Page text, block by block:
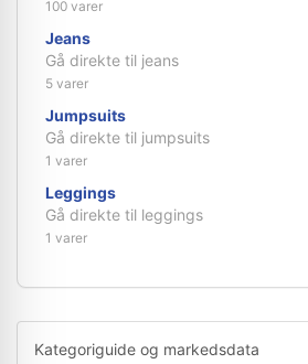
100 varer
Jeans
Gå direkte til jeans
5 varer
Jumpsuits
Gå direkte til jumpsuits
1 varer
Leggings
Gå direkte til leggings
1 varer
Kategoriguide og markedsdata